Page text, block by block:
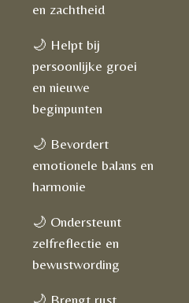
en zachtheid
🌙 Helpt bij
persoonlijke groei
en nieuwe
beginpunten
🌙 Bevordert
emotionele balans en
harmonie
🌙 Ondersteunt
zelfreflectie en
bewustwording
🌙 Brengt rust